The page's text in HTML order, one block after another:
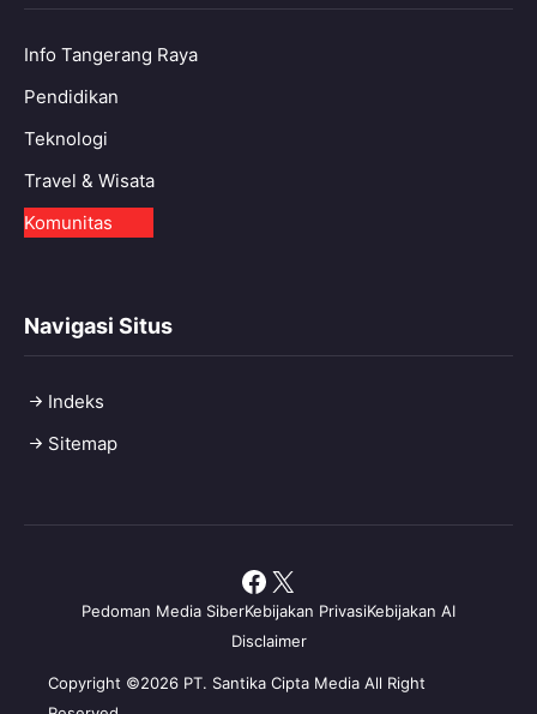
Info Tangerang Raya
Pendidikan
Teknologi
Travel & Wisata
Komunitas
Navigasi Situs
Indeks
Sitemap
Copyright ©2026 PT. Santika Cipta Media All Right
Pedoman Media SiberKebijakan PrivasiKebijakan AI
Disclaimer
Facebook
X